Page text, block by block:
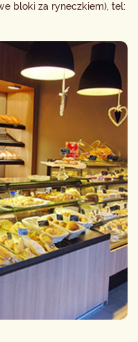
bloki za ryneczkiem), tel: